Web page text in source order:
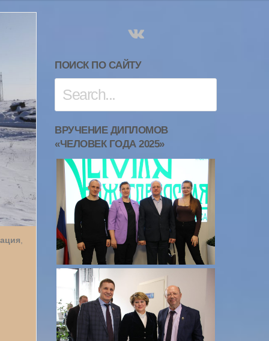
ПОИСК ПО САЙТУ
ВРУЧЕНИЕ ДИПЛОМОВ
«ЧЕЛОВЕК ГОДА 2025»